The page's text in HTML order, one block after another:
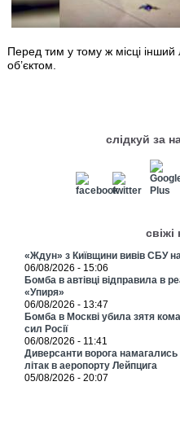
Перед тим у тому ж місці інший
об’єктом.
слідкуй за
«Ждун» з Київщини вивів СБУ
06/08/2026 - 15:06
Бомба в автівці відправила в
«Упиря»
06/08/2026 - 13:47
Бомба в Москві убила зятя
сил Росії
06/08/2026 - 11:41
Диверсанти ворога намагались
літак в аеропорту Лейпцига
05/08/2026 - 20:07